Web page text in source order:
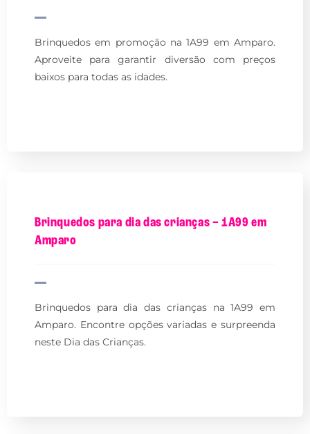
Brinquedos em promoção na 1A99 em Amparo.
Aproveite para garantir diversão com preços
baixos para todas as idades.
Brinquedos para dia das crianças – 1A99 em
Amparo
Brinquedos para dia das crianças na 1A99 em
Amparo. Encontre opções variadas e surpreenda
neste Dia das Crianças.